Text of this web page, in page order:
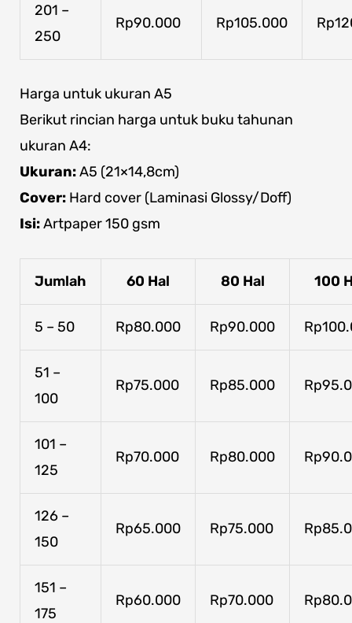
201 –
250
Rp90.000 Rp105.000
Harga untuk ukuran A5
Berikut rincian harga untuk buku tahunan
ukuran A4:
Ukuran:A5 (21×14,8cm)
Cover: Hard cover (Laminasi Glossy/Doff)
Isi:Artpaper 150 gsm
Jumlah 60 Hal 80 Hal 100
5 – 50 Rp80.000 Rp90.000
51 –
100
Rp75.000 Rp85.000
101 –
125
Rp70.000 Rp80.000
126 –
150
Rp65.000 Rp75.000
151 –
175
Rp60.000 Rp70.000